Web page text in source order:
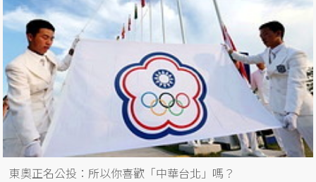
東奧正名公投：所以你喜歡「中華台北」嗎？